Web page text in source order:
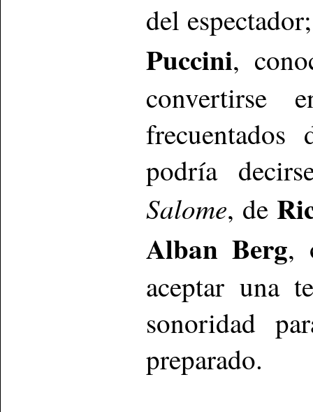
del
Puccini,
podría
Salome, de
Alban Berg,
aceptar una
sonoridad
preparado.